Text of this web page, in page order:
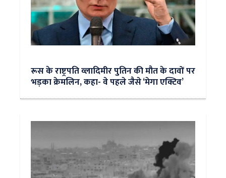
रूस के राष्ट्रपति व्लादिमीर पुतिन की मौत के दावों पर
भड़का क्रेमलिन, कहा- वे पहले जैसे ‘मेगा एक्टिव’